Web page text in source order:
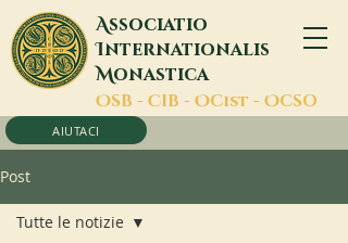
Associatio
Internationalis
Monastica
OSB - CIB - OCist - OCSO
AIUTACI
Post
Tutte le notizie